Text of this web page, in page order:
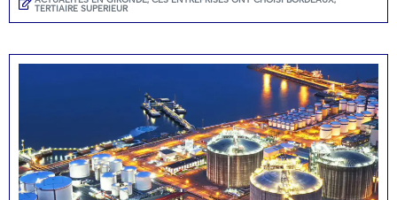
TERTIAIRE SUPERIEUR